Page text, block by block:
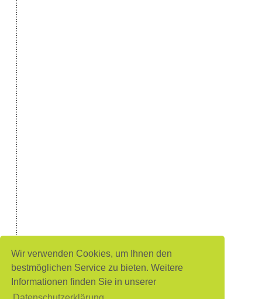
Wir verwenden Cookies, um Ihnen den
bestmöglichen Service zu bieten. Weitere
Informationen finden Sie in unserer